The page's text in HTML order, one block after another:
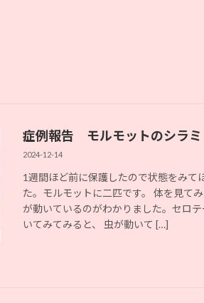
症例報告 モルモットのシラミ
2024-12-14
1週間ほど前に保護したので状態をみて
た。モルモットに二匹です。 体を見て
が動いているのがわかりました。セロ
いてみてみると、 虫が動いて […]